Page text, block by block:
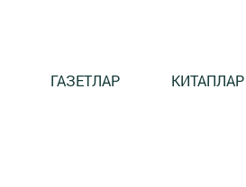
ГАЗЕТЛАР КИТАПЛАР